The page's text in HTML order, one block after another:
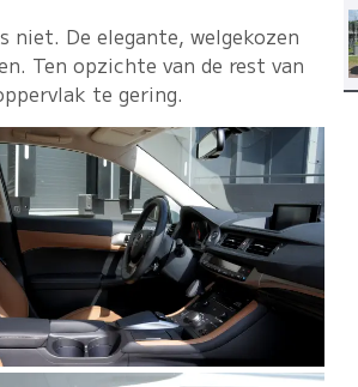
niet. De elegante, welgekozen
Ten opzichte van de rest van
te gering.